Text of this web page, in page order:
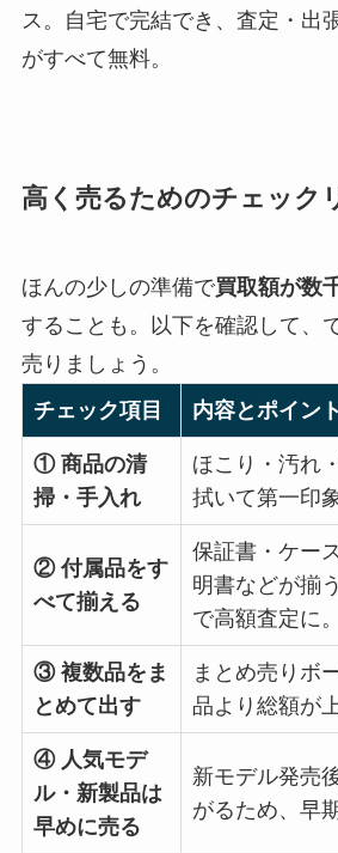
ス。自宅で完結でき、査定・出
がすべて無料。
高く売るためのチェック
ほんの少しの準備で買取額が数
することも。以下を確認して、
売りましょう。
チェック項目
内容とポイント
① 商品の清
掃・手入れ
ほこり・汚れ
拭いて第一印
② 付属品をす
べて揃える
保証書・ケー
明書などが揃
で高額査定に。
③ 複数品をま
とめて出す
まとめ売りボ
品より総額が
④ 人気モデ
ル・新製品は
早めに売る
新モデル発売
がるため、早